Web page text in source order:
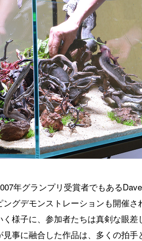
年グランプリ受賞者でもある
グデモンストレーションも開催
様子に、参加者たちは真剣な眼
事に融合した作品は、多くの拍手